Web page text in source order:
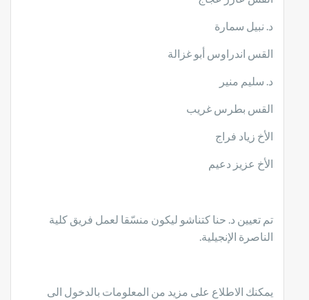
د. نبيل سمارة
القس اندراوس أبو غزالة
د. سليم منير
القس بطرس غريب
الأخ زياد فراج
الأخ عزيز دعيم
تم تعيين د. حنا كتناشو ليكون منسّقا لعمل فريق كلية
الناصرة الإنجيلية.
يمكنك الاطلاع على مزيد من المعلومات بالدخول الى